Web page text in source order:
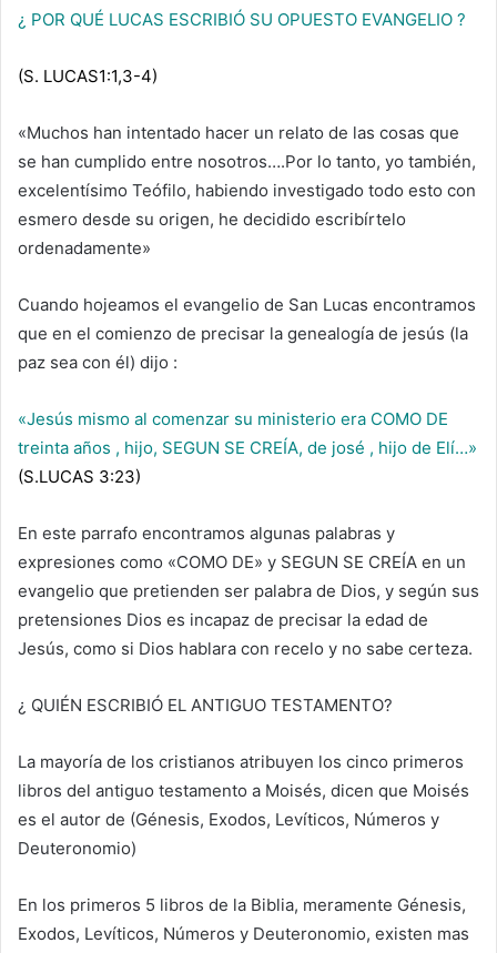
¿ POR QUÉ LUCAS ESCRIBIÓ SU OPUESTO EVANGELIO ?
(S. LUCAS1:1,3-4)
«Muchos han intentado hacer un relato de las cosas que
se han cumplido entre nosotros….Por lo tanto, yo también,
excelentísimo Teófilo, habiendo investigado todo esto con
esmero desde su origen, he decidido escribírtelo
ordenadamente»
Cuando hojeamos el evangelio de San Lucas encontramos
que en el comienzo de precisar la genealogía de jesús (la
paz sea con él) dijo :
«Jesús mismo al comenzar su ministerio era COMO DE
treinta años , hijo, SEGUN SE CREÍA, de josé , hijo de Elí…»
(S.LUCAS 3:23)
En este parrafo encontramos algunas palabras y
expresiones como «COMO DE» y SEGUN SE CREÍA en un
evangelio que pretienden ser palabra de Dios, y según sus
pretensiones Dios es incapaz de precisar la edad de
Jesús, como si Dios hablara con recelo y no sabe certeza.
¿ QUIÉN ESCRIBIÓ EL ANTIGUO TESTAMENTO?
La mayoría de los cristianos atribuyen los cinco primeros
libros del antiguo testamento a Moisés, dicen que Moisés
es el autor de (Génesis, Exodos, Levíticos, Números y
Deuteronomio)
En los primeros 5 libros de la Biblia, meramente Génesis,
Exodos, Levíticos, Números y Deuteronomio, existen mas